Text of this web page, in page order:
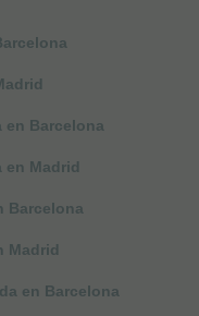
Barcelona
Madrid
Barcelona
Madrid
en Barcelona